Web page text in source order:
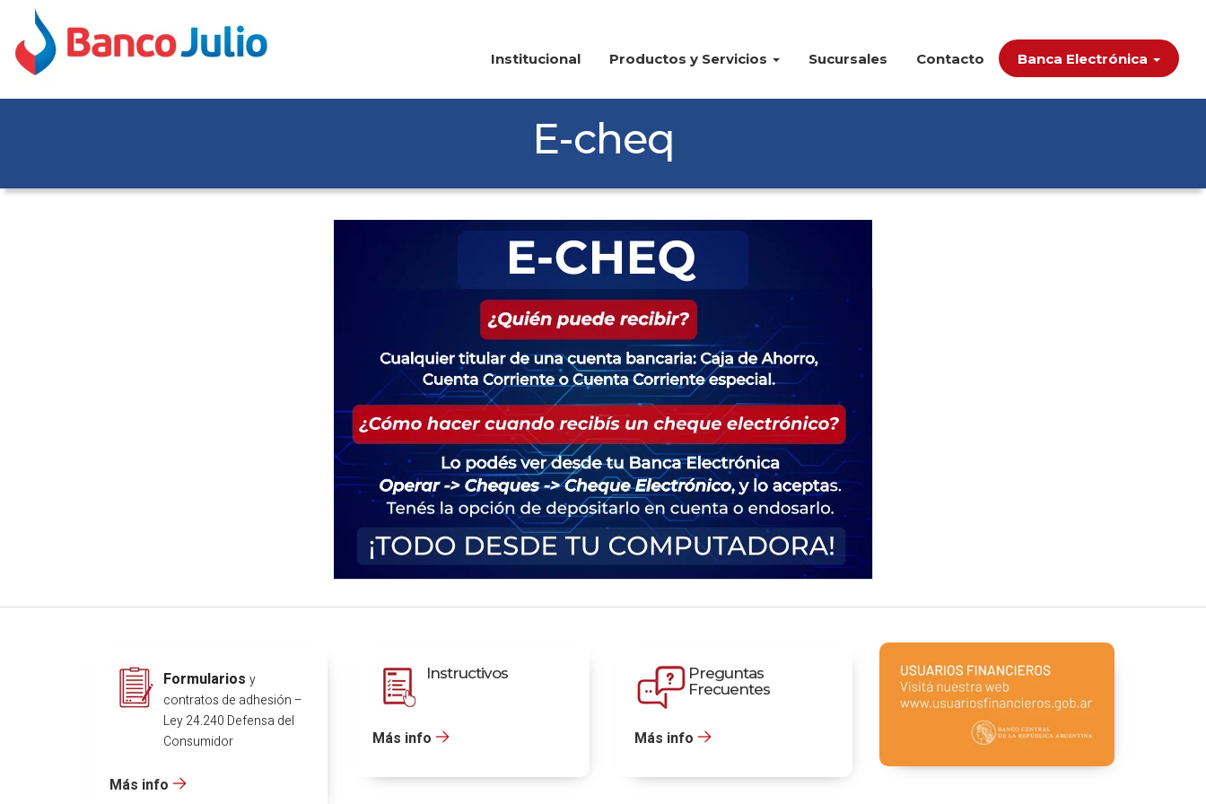
Institucional Productos y Servicios Sucursales Contacto Banca Electrónica
E-cheq
Formularios y
contratos de adhesión –
Ley 24.240 Defensa del
Consumidor
Más info
Instructivos
Más info
Preguntas
Frecuentes
Más info